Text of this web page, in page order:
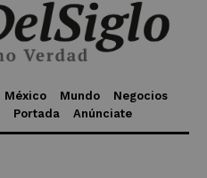
México Mundo
Negocios
Portada Anúnciate